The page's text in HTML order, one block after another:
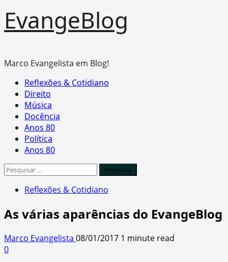
to
content
EvangeBlog
Marco Evangelista em Blog!
Primary
Menu
Reflexões & Cotidiano
Direito
Música
Docência
Anos 80
Política
Anos 80
Pesquisar
Reflexões & Cotidiano
As várias aparências do EvangeBlog
Marco Evangelista 08/01/2017 1 minute read
0